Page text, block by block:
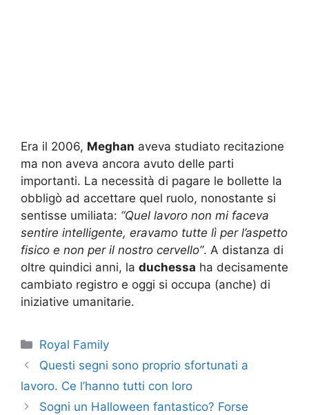
Era il 2006, Meghan aveva studiato recitazione
ma non aveva ancora avuto delle parti
importanti. La necessità di pagare le bollette la
obbligò ad accettare quel ruolo, nonostante si
sentisse umiliata: “Quel lavoro non mi faceva
sentire intelligente, eravamo tutte lì per l’aspetto
fisico e non per il nostro cervello”. A distanza di
oltre quindici anni, la duchessa ha decisamente
cambiato registro e oggi si occupa (anche) di
iniziative umanitarie.
Categorie
Royal Family
Questi segni sono proprio sfortunati a
lavoro. Ce l’hanno tutti con loro
Sogni un Halloween fantastico? Forse